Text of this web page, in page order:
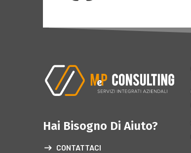
Hai Bisogno Di Aiuto?
CONTATTACI